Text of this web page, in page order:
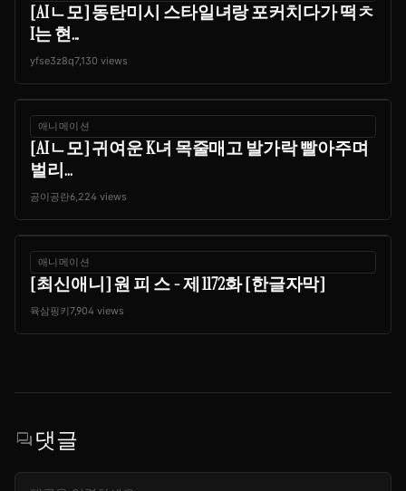
[AIㄴ모] 동탄미시 스타일녀랑 포커치다가 떡ㅊ
I는 현...
yfse3z8q7,130 views
애니메이션
[AIㄴ모] 귀여운 K녀 목줄매고 발가락 빨아주며
벌리...
공이공란6,224 views
애니메이션
[최신애니] 원 피 스 - 제 1172화 [한글자막]
육삼핑키7,904 views
forum댓글